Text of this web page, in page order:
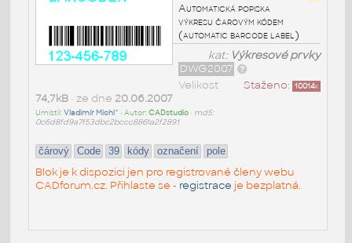
Automatická popiska
výkresu čarovým kódem
(automatic barcode label)
kat: Výkresové prvky
DWG2007
Staženo: 10014x
Velikost
74,7kB• ze dne 20.06.2007
Umístil:Vladimír Michl^ • Autor:CADstudio• md5:
0c6d8fd9a7f53dbc2bccc8861a2f2891
čárový Code 39 kódy označení pole
Blok je k dispozici jen pro registrované členy webu
CADforum.cz. Přihlaste se - registrace je bezplatná.